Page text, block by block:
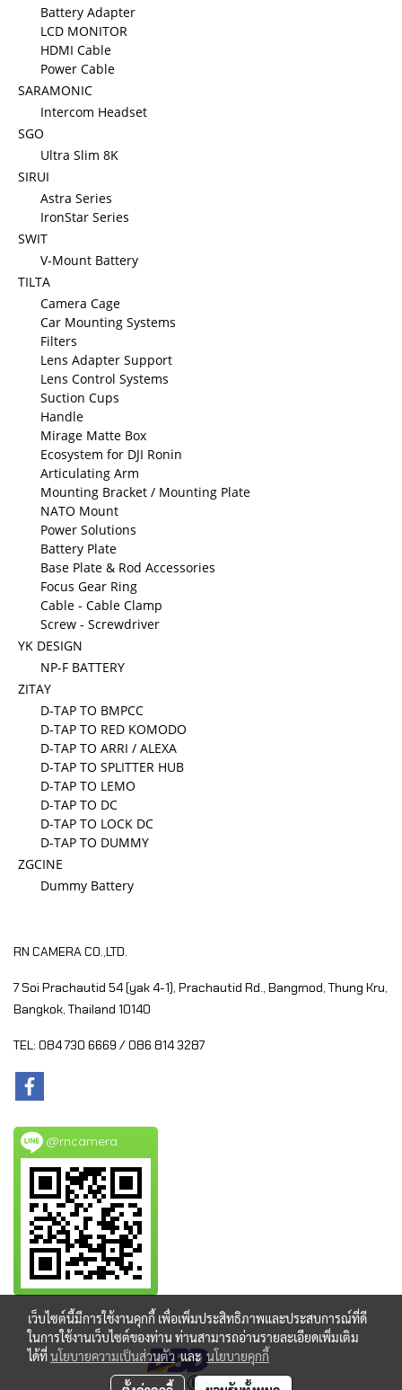
Battery Adapter
LCD MONITOR
HDMI Cable
Power Cable
SARAMONIC
Intercom Headset
SGO
Ultra Slim 8K
SIRUI
Astra Series
IronStar Series
SWIT
V-Mount Battery
TILTA
Camera Cage
Car Mounting Systems
Filters
Lens Adapter Support
Lens Control Systems
Suction Cups
Handle
Mirage Matte Box
Ecosystem for DJI Ronin
Articulating Arm
Mounting Bracket / Mounting Plate
NATO Mount
Power Solutions
Battery Plate
Base Plate & Rod Accessories
Focus Gear Ring
Cable - Cable Clamp
Screw - Screwdriver
YK DESIGN
NP-F BATTERY
ZITAY
D-TAP TO BMPCC
D-TAP TO RED KOMODO
D-TAP TO ARRI / ALEXA
D-TAP TO SPLITTER HUB
D-TAP TO LEMO
D-TAP TO DC
D-TAP TO LOCK DC
D-TAP TO DUMMY
ZGCINE
Dummy Battery
RN CAMERA CO.,LTD.
7 Soi Prachautid 54 (yak 4-1), Prachautid Rd., Bangmod, Thung Kru,
Bangkok, Thailand 10140
TEL: 084 730 6669 / 086 814 3287
@rncamera
เว็บไซต์นี้มีการใช้งานคุกกี้ เพื่อเพิ่มประสิทธิภาพและประสบการณ์ที่ดี
ในการใช้งานเว็บไซต์ของท่าน ท่านสามารถอ่านรายละเอียดเพิ่มเติม
ได้ที่นโยบายความเป็นส่วนตัว และนโยบายคุกกี้